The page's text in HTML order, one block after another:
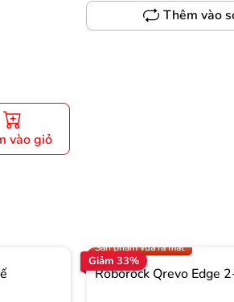
vào giỏ
Thêm vào
Giảm 33%
Sản phẩm vừa ra mắt
Roborock Qrevo Edge